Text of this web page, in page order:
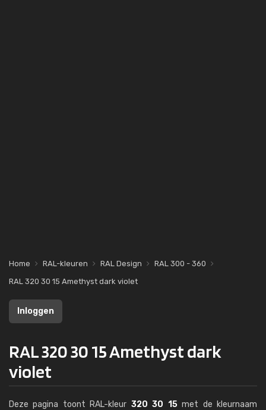
Home RAL-kleuren RAL Design
RAL 300 - 360
RAL 320 30 15 Amethyst dark violet
Inloggen
RAL 320 30 15 Amethyst dark
violet
Deze pagina toont RAL-kleur 320 30 15met de kleurnaam